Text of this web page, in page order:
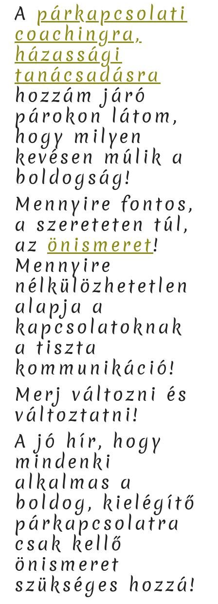
A párkapcsolati
coachingra,
házassági
tanácsadásra
hozzám járó
párokon látom,
hogy milyen
kevésen múlik a
boldogság!
Mennyire fontos,
a szereteten túl,
az önismeret!
Mennyire
nélkülözhetetlen
alapja a
kapcsolatoknak
a tiszta
kommunikáció!
Merj változni és
változtatni!
A jó hír, hogy
mindenki
alkalmas a
boldog, kielégítő
párkapcsolatra
csak kellő
önismeret
szükséges hozzá!